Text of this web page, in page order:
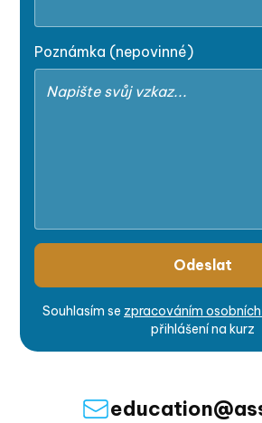
Poznámka (nepovinné)
Souhlasím se zpracováním
přihlášení na kurz